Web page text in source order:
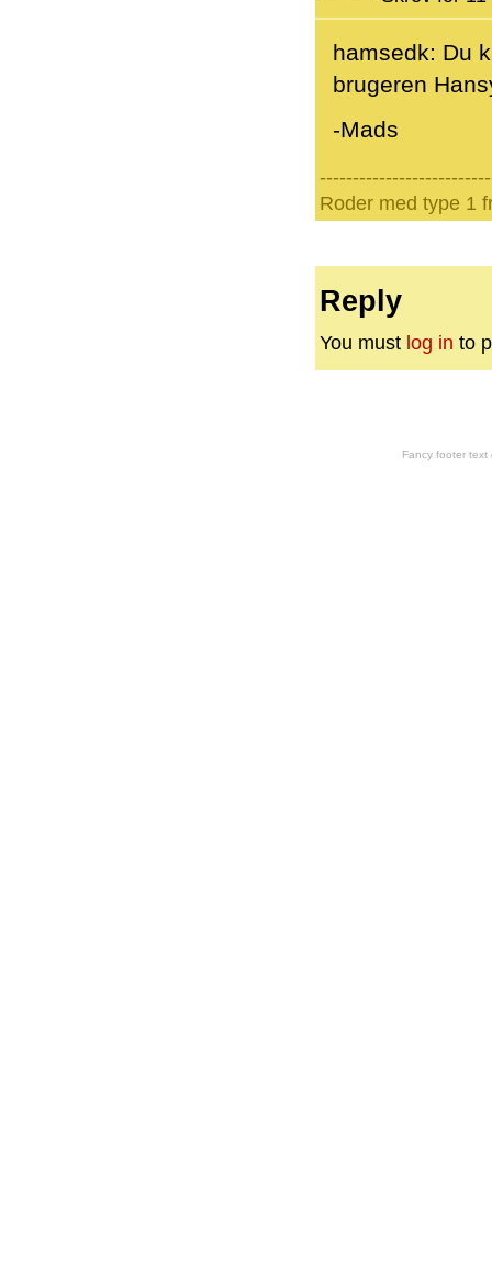
hamsedk: Du
brugeren
-Mads
Roder med type 1
Reply
You must log in to
Fancy footer